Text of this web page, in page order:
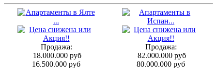
Продажа:
18.000.000 руб
16.500.000 руб
Продажа:
82.000.000 руб
80.000.000 руб